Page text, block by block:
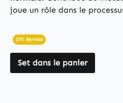
joue un rôle dans le
15% Remise
Set dans le panier